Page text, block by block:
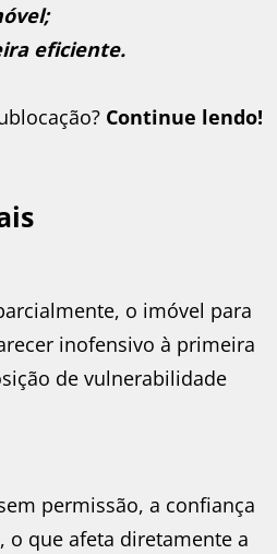
eficiente.
Continue lendo!
o imóvel para
inofensivo à primeira
de vulnerabilidade
permissão, a confiança
o que afeta diretamente a